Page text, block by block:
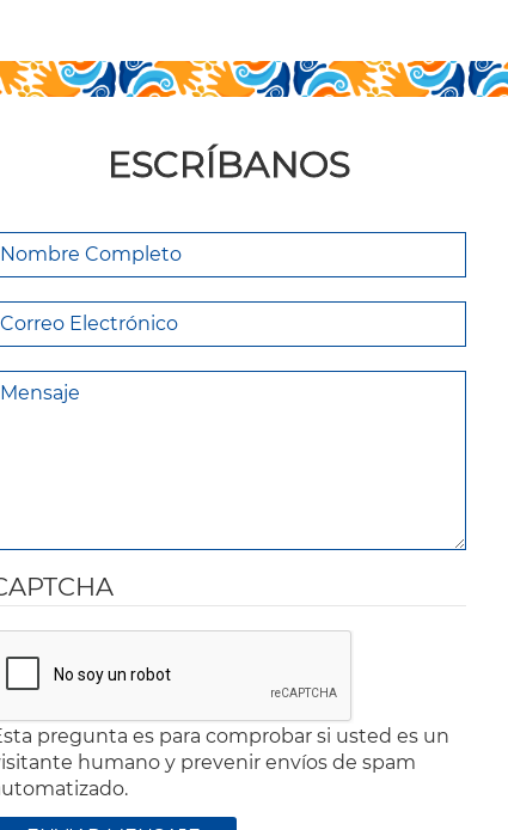
ESCRÍBANOS
pregunta es para comprobar si usted es un
humano y prevenir envíos de spam